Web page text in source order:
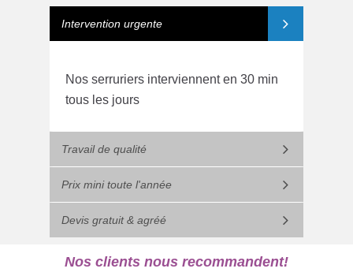
Intervention urgente
Nos serruriers interviennent en 30 min
tous les jours
Travail de qualité
Prix mini toute l'année
Devis gratuit & agréé
Nos clients nous recommandent!